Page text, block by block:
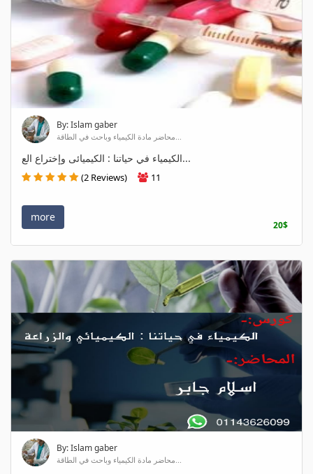
By: Islam gaber
محاضر مادة الكيمياء وباحث في الطاقة...
الكيمياء في حياتنا : الكيميائى وإختراع الع...
(2 Reviews) 11
more
20$
By: Islam gaber
محاضر مادة الكيمياء وباحث في الطاقة...